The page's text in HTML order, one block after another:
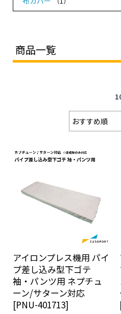
商品一覧
アイロンプレス機用 パイ
プ差し込み型下ゴテ
袖・パンツ用 ネプチュ
ーン/サターン対応
[PNU-401713]